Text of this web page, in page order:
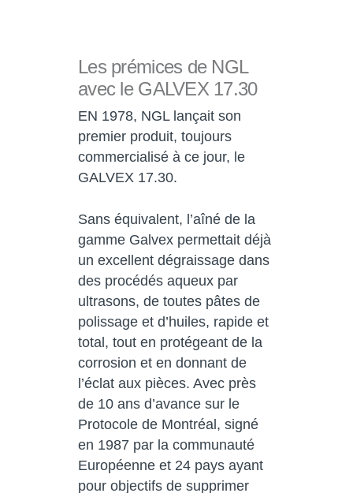
Les prémices de NGL
avec le GALVEX 17.30
EN 1978, NGL lançait son
premier produit, toujours
commercialisé à ce jour, le
GALVEX 17.30.
Sans équivalent, l’aîné de la
gamme Galvex permettait déjà
un excellent dégraissage dans
des procédés aqueux par
ultrasons, de toutes pâtes de
polissage et d’huiles, rapide et
total, tout en protégeant de la
corrosion et en donnant de
l’éclat aux pièces. Avec près
de 10 ans d’avance sur le
Protocole de Montréal, signé
en 1987 par la communauté
Européenne et 24 pays ayant
pour objectifs de supprimer